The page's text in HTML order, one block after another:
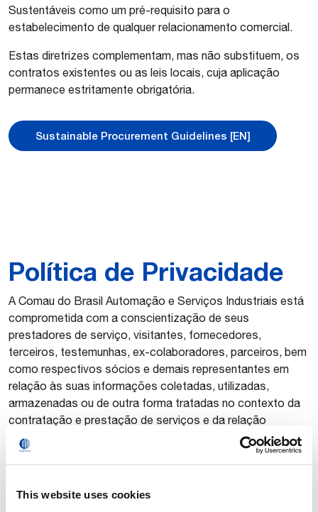
This website uses cookies
Sustentáveis como um pré-requisito para o
estabelecimento de qualquer relacionamento comercial.
Estas diretrizes complementam, mas não substituem, os
contratos existentes ou as leis locais, cuja aplicação
permanece estritamente obrigatória.
Sustainable Procurement Guidelines [EN]
Política de Privacidade
A Comau do Brasil Automação e Serviços Industriais está
comprometida com a conscientização de seus
prestadores de serviço, visitantes, fornecedores,
terceiros, testemunhas, ex-colaboradores, parceiros, bem
como respectivos sócios e demais representantes em
relação às suas informações coletadas, utilizadas,
armazenadas ou de outra forma tratadas no contexto da
contratação e prestação de serviços e da relação
empregatícia com a Comau. Por isso, apresentamos
nossa política de privacidade, que tem por objetivo
acerca do tratamento de dados pessoais realizado pela